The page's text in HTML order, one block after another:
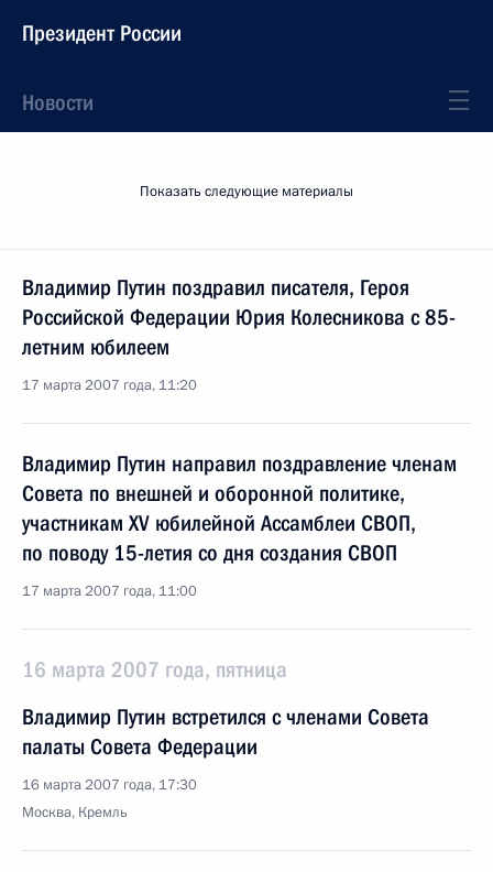
Президент России
Новости
Показать следующие материалы
Владимир Путин поздравил писателя, Героя
Российской Федерации Юрия Колесникова с 85-
летним юбилеем
17 марта 2007 года, 11:20
Владимир Путин направил поздравление членам
Совета по внешней и оборонной политике,
участникам XV юбилейной Ассамблеи СВОП,
по поводу 15-летия со дня создания СВОП
17 марта 2007 года, 11:00
16 марта 2007 года, пятница
Владимир Путин встретился с членами Совета
палаты Совета Федерации
16 марта 2007 года, 17:30
Москва, Кремль